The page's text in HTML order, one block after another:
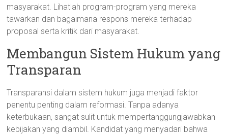
masyarakat. Lihatlah program-program yang mereka
tawarkan dan bagaimana respons mereka terhadap
proposal serta kritik dari masyarakat.
Membangun Sistem Hukum yang
Transparan
Transparansi dalam sistem hukum juga menjadi faktor
penentu penting dalam reformasi. Tanpa adanya
keterbukaan, sangat sulit untuk mempertanggungjawabkan
kebijakan yang diambil. Kandidat yang menyadari bahwa